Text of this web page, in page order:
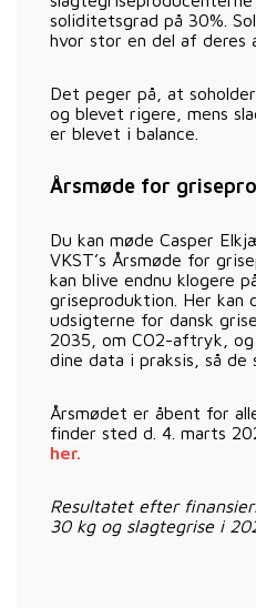
soliditetsgrad på 30%.
hvor stor en del af deres
Det peger på, at
og blevet rigere, mens
er blevet i balance.
Årsmøde for
Du kan møde Casper
VKST’s Årsmøde for
kan blive endnu klogere
griseproduktion. Her kan
udsigterne for dansk
2035, om CO2-aftryk,
dine data i praksis, så de
Årsmødet er åbent for
finder sted d. 4. marts
her.
Resultatet efter
30 kg og slagtegrise i